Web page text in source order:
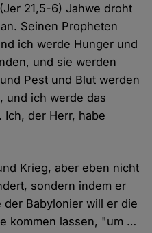
21,5-6) Jahwe droht
Seinen Propheten
ich werde Hunger und
und sie werden
Pest und Blut werden
und ich werde das
der Herr, habe
Krieg, aber eben nicht
sondern indem er
Babylonier will er die
kommen lassen, "um …